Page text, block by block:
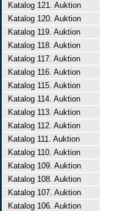
Katalog 121. Auktion
Katalog 120. Auktion
Katalog 119. Auktion
Katalog 118. Auktion
Katalog 117. Auktion
Katalog 116. Auktion
Katalog 115. Auktion
Katalog 114. Auktion
Katalog 113. Auktion
Katalog 112. Auktion
Katalog 111. Auktion
Katalog 110. Auktion
Katalog 109. Auktion
Katalog 108. Auktion
Katalog 107. Auktion
Katalog 106. Auktion